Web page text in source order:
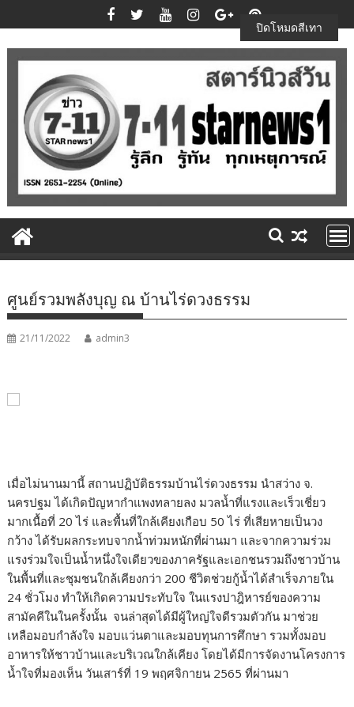
to
content
ศูนย์รวมพลังบุญ ณ บ้านไร่ดวงธรรม
21/11/2022 admin3
เมื่อไม่นานมานี้ สถานปฏิบัติธรรมบ้านไร่ดวงธรรม นำสว่าง จ.
นครปฐม ได้เกิดปัญหากำแพงทลายลง มวลน้ำที่แรงและเร็วเชี่ยว
มากเนื้อที่ 20 ไร่ และพื้นที่ใกล้เคียงเกือบ 50 ไร่ ที่เสียหายเป็นวง
กว้าง ได้รับผลกระทบจากน้ำท่วมหนักที่ผ่านมา และจากความร่วม
แรงร่วมใจเป็นน้ำหนึ่งใจเดียวของภาครัฐและเอกชนรวมถึงชาวบ้าน
ในพื้นที่และชุมชนใกล้เคียงกว่า 200 ชีวิตช่วยกู้น้ำได้สำเร็จภายใน
24 ชั่วโมง ทำให้เกิดความประทับใจ ในแรงปาฎิหารย์ของความ
สามัคคีในในครั้งนั้น จนล่าสุดได้มีผู้ใหญ่ใจดีรวมตัวกัน มาช่วย
เหลือมอบกำลังใจ มอบแว่นตาและมอบทุนการศึกษา รวมทั้งมอบ
อาหารให้ชาวบ้านและบริเวณใกล้เคียง โดยได้มีการจัดงานโครงการ
น้ำใจที่มองเห็น วันเสาร์ที่ 19 พฤศจิกายน 2565 ที่ผ่านมา
ปิดโหมดสีเทา